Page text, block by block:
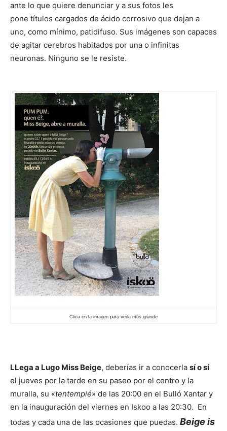
ante lo que quiere denunciar y a sus fotos les
pone títulos cargados de ácido corrosivo que dejan a
uno, como mínimo, patidifuso. Sus imágenes son capaces
de agitar cerebros habitados por una o infinitas
neuronas. Ninguno se le resiste.
Clica en la imagen para verla más grande
LLega a Lugo Miss Beige, deberías ir a conocerla sí o sí
el jueves por la tarde en su paseo por el centro y la
muralla, su «tentempié» de las 20:00 en el Bulló Xantar y
en la inauguración del viernes en Iskoo a las 20:30. En
todas y cada una de las ocasiones que puedas. Beige is